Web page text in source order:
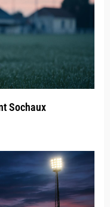
Sochaux